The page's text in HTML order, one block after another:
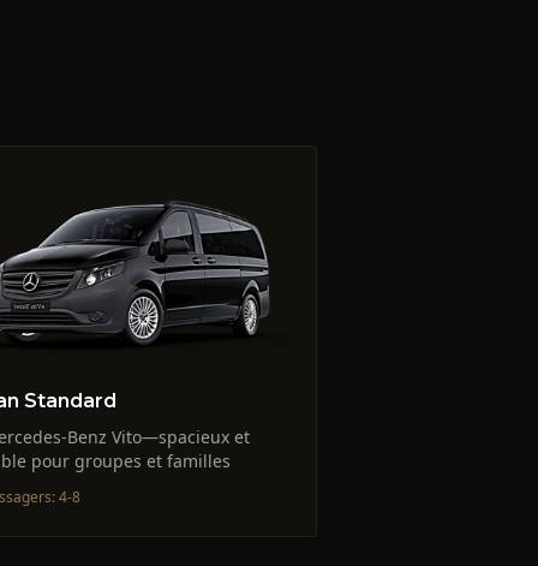
Standard
Benz Vito—spacieux et
pour groupes et familles
:4-8